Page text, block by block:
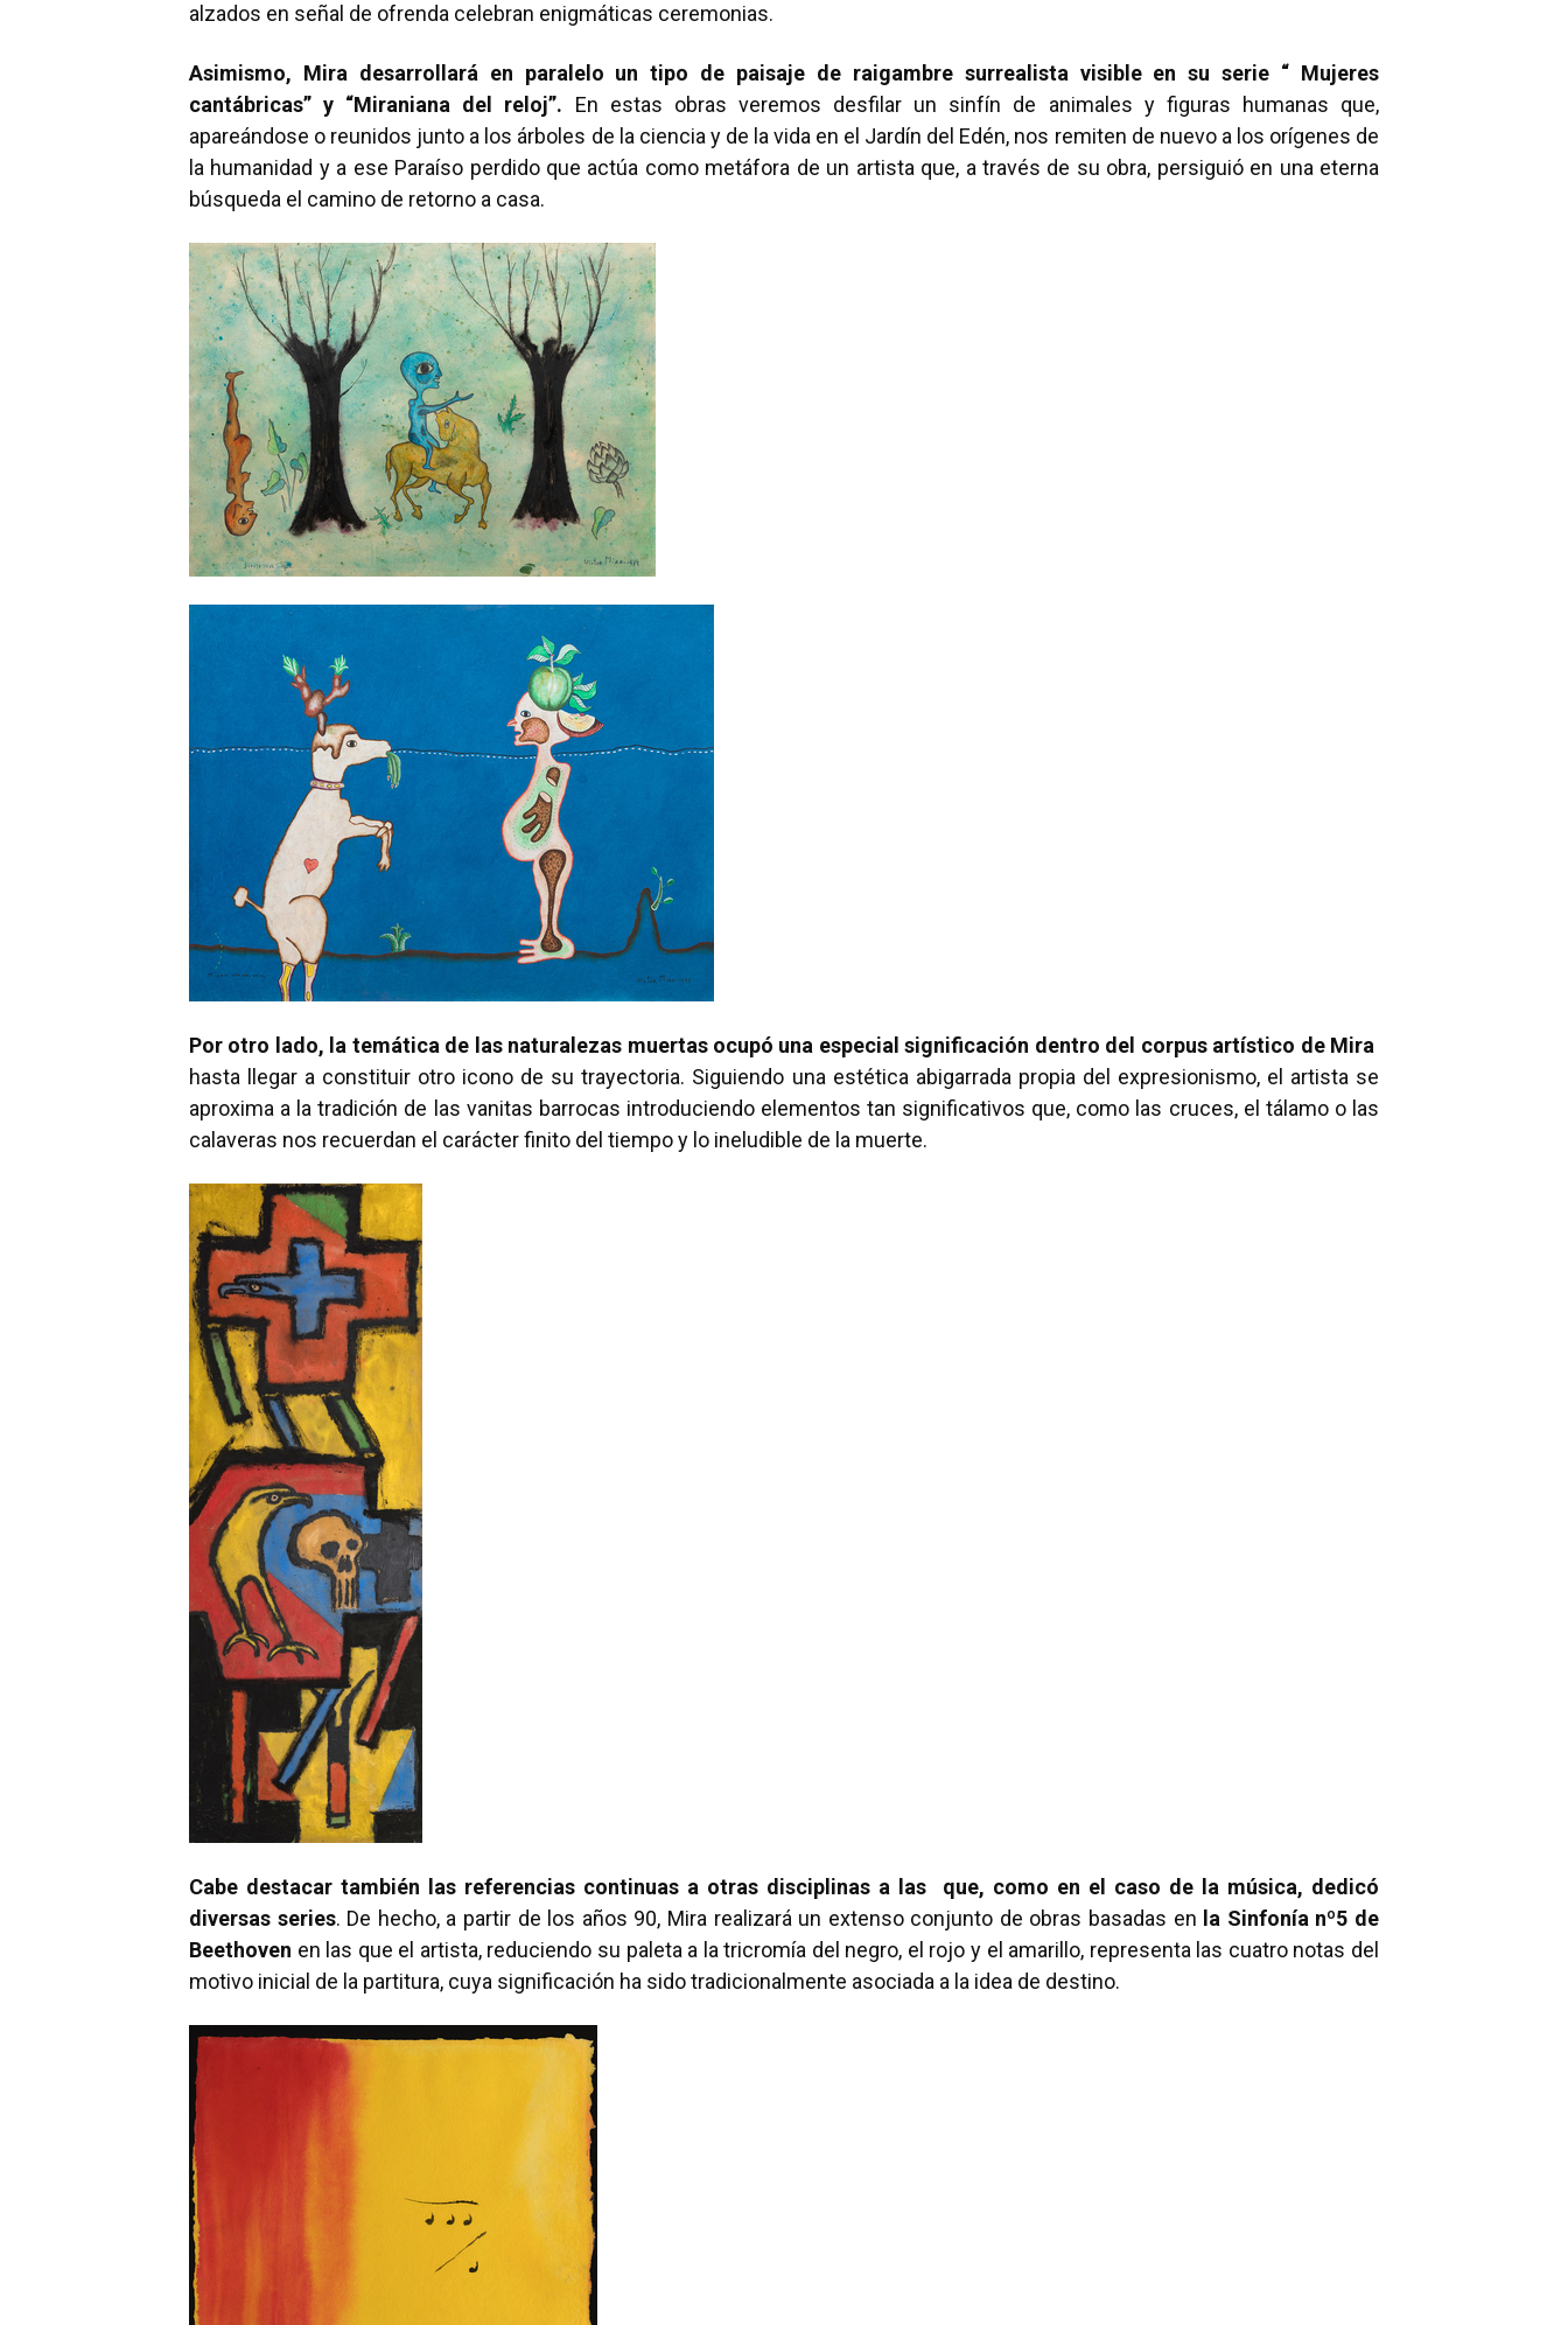
alzados en señal de ofrenda celebran enigmáticas ceremonias.
Asimismo, Mira desarrollará en paralelo un tipo de paisaje de raigambre surrealista visible en su serie “ Mujeres
cantábricas” y “Miraniana del reloj”. En estas obras veremos desfilar un sinfín de animales y figuras humanas que,
apareándose o reunidos junto a los árboles de la ciencia y de la vida en el Jardín del Edén, nos remiten de nuevo a los orígenes de
la humanidad y a ese Paraíso perdido que actúa como metáfora de un artista que, a través de su obra, persiguió en una eterna
búsqueda el camino de retorno a casa.
Por otro lado, la temática de las naturalezas muertas ocupó una especial significación dentro del corpus artístico de Mira
hasta llegar a constituir otro icono de su trayectoria. Siguiendo una estética abigarrada propia del expresionismo, el artista se
aproxima a la tradición de las vanitas barrocas introduciendo elementos tan significativos que, como las cruces, el tálamo o las
calaveras nos recuerdan el carácter finito del tiempo y lo ineludible de la muerte.
Cabe destacar también las referencias continuas a otras disciplinas a las que, como en el caso de la música, dedicó
diversas series. De hecho, a partir de los años 90, Mira realizará un extenso conjunto de obras basadas en la Sinfonía nº5 de
Beethoven en las que el artista, reduciendo su paleta a la tricromía del negro, el rojo y el amarillo, representa las cuatro notas del
motivo inicial de la partitura, cuya significación ha sido tradicionalmente asociada a la idea de destino.